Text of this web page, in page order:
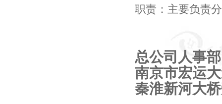
职责：主要负责
总公司人事
南京市宏运
秦淮新河大